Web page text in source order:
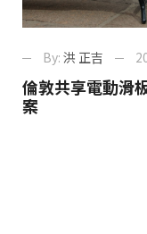
By: 洪 正吉
倫敦共享電動滑
案